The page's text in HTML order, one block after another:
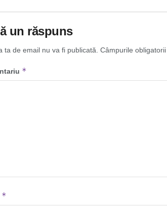
un răspuns
ta de email nu va fi publicată. Câmpurile
*
*